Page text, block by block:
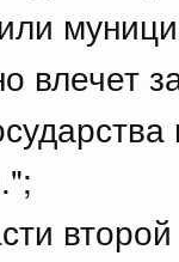
влечет